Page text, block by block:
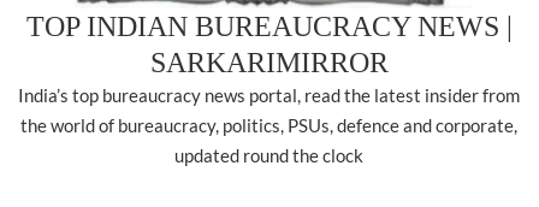
TOP INDIAN BUREAUCRACY NEWS |
SARKARIMIRROR
India’s top bureaucracy news portal, read the latest insider from
the world of bureaucracy, politics, PSUs, defence and corporate,
updated round the clock